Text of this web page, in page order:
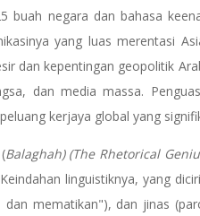
buah negara dan bahasa
yang luas merentasi
dan kepentingan geopolitik
dan media massa.
kerjaya global yang
Balaghah) (The Rhetorical
linguistiknya, yang
dan mematikan"), dan jinas